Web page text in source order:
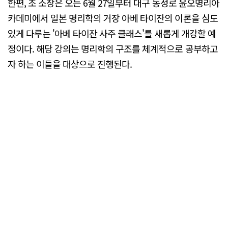
카데미에서 일본 명리학의 거장 아베 타이잔의 이론을 심도
있게 다루는 '아베 타이잔 사주 클래스'를 새롭게 개강할 예
정이다. 해당 강의는 명리학의 구조를 체계적으로 공부하고
자 하는 이들을 대상으로 진행된다.